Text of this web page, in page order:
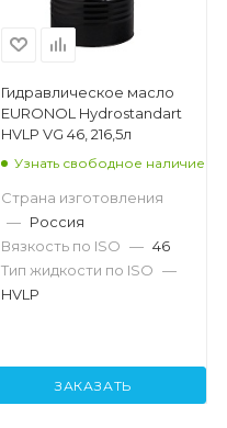
Гидравлическое масло
EURONOL Hydrostandart
HVLP VG 46, 216,5л
Узнать свободное наличие
Страна изготовления
— Россия
Вязкость по ISO — 46
Тип жидкости по ISO —
HVLP
ЗАКАЗАТЬ